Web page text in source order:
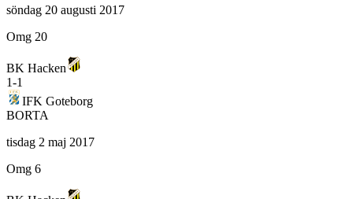
söndag 20 augusti 2017
Omg 20
BK Hacken
1-1
IFK Goteborg
BORTA
tisdag 2 maj 2017
Omg 6